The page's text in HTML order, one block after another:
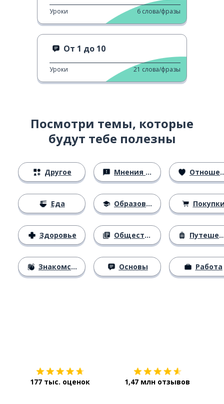
Уроки 6 слова/фразы
От 1 до 10
Уроки 21 слова/фразы
Посмотри темы, которые
будут тебе полезны
Другое
Еда
Здоровье
Знакомство
Мнения и убеждения
Образование
Общество
Основы
Отношения
Путешествия
Работа
177 тыс. оценок 1,47 млн отзывов